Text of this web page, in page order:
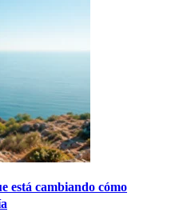
está cambiando cómo